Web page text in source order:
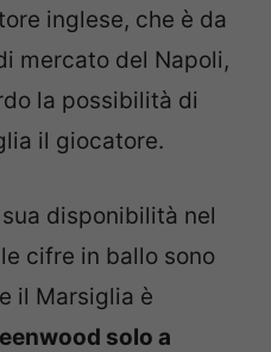
inglese, che è da
mercato del Napoli,
la possibilità di
il giocatore.
disponibilità nel
cifre in ballo sono
il Marsiglia è
solo a